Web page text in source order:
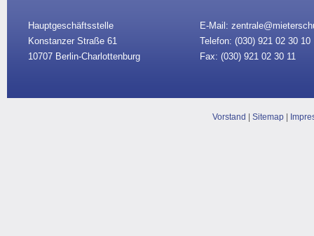
Hauptgeschäftsstelle
Konstanzer Straße 61
10707 Berlin-Charlottenburg
E-Mail:
Telefon: (030) 921 02 30 10
Fax: (030) 921 02 30 11
Vorstand Sitemap|